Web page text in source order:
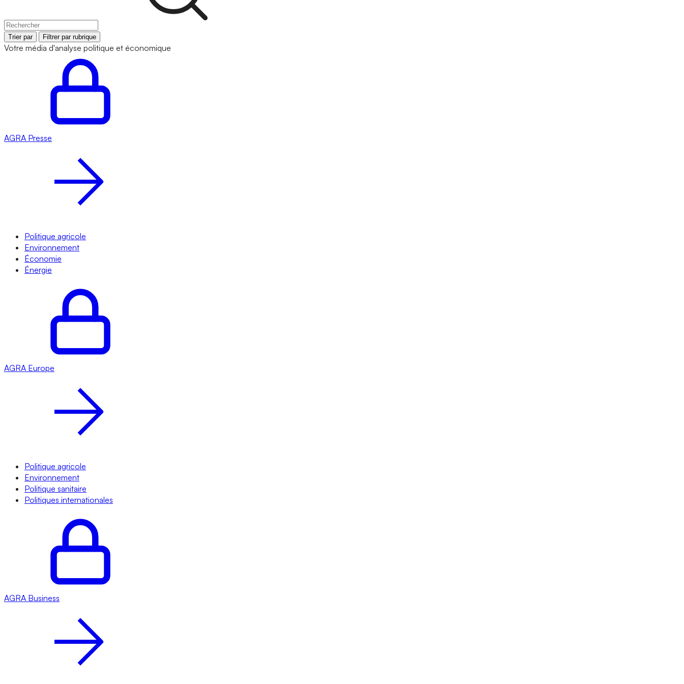
Trier par Filtrer par rubrique
Votre média d'analyse politique et économique
AGRA Presse
Politique agricole
Environnement
Économie
Énergie
AGRA Europe
Politique agricole
Environnement
Politique sanitaire
Politiques internationales
AGRA Business